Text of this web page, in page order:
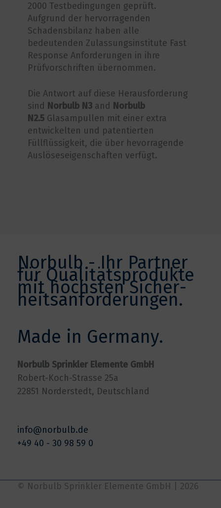
2000 Testbedingungen geprüft.
Aufgrund der hervorragenden
Schadensbilanz haben alle
bedeutenden Zulassungsinstitute Fast
Response Anforderungen in ihre
Prüfvorschriften übernommen.
Die Antwort auf diese Herausforderung
sind Norbulb N3 and Norbulb
N2.5 Glasampullen mit einer extra
entwickelten und patentierten
Füllflüssigkeit, die über hevorragende
Auslöseseigenschaften verfügt.
Norbulb - Ihr Partner
für Qualitätsprodukte
mit höchsten Sicher­
heits­anforderungen.
Made in Germany.
Norbulb Sprinkler Elemente GmbH
Robert-Koch-Strasse 25a
22851 Norderstedt, Deutschland
info@norbulb.de
+49 40 - 30 98 59 0
© Norbulb Sprinkler Elemente GmbH | 2026